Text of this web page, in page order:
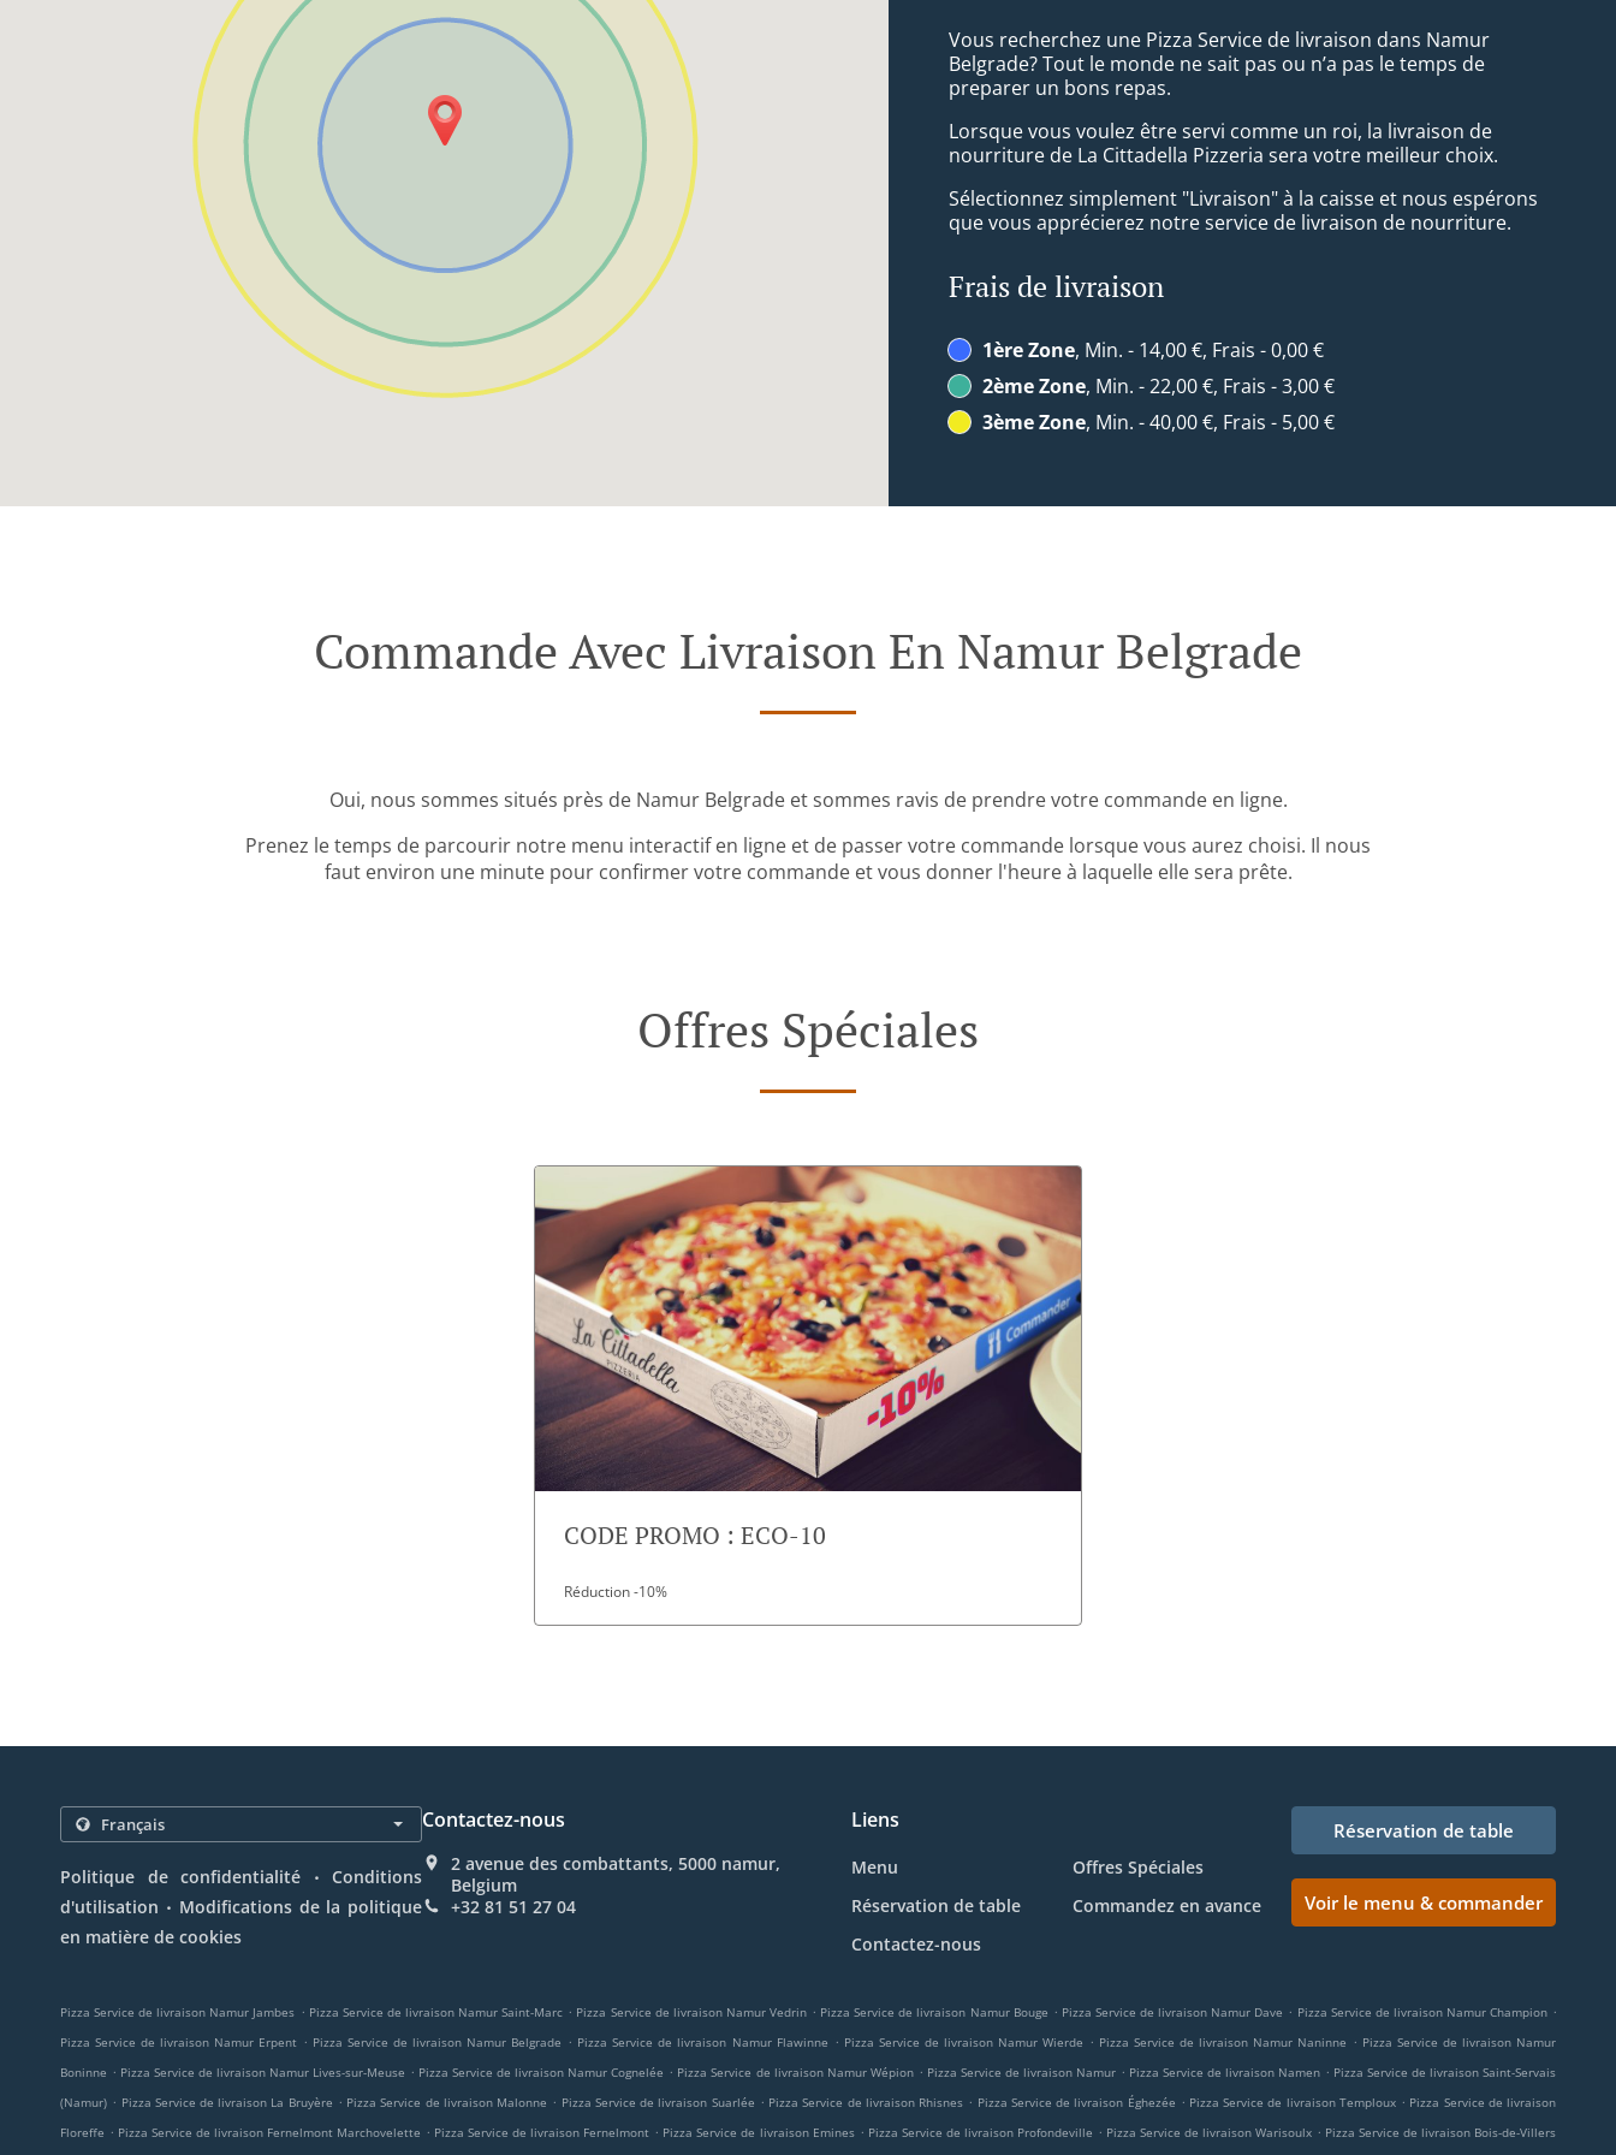
Vous recherchez une Pizza Service de livraison dans Namur
Belgrade? Tout le monde ne sait pas ou n’a pas le temps de
preparer un bons repas.
Lorsque vous voulez être servi comme un roi, la livraison de
nourriture de La Cittadella Pizzeria sera votre meilleur choix.
Sélectionnez simplement "Livraison" à la caisse et nous espérons
que vous apprécierez notre service de livraison de nourriture.
Frais de livraison
1ère Zone, Min. - 14,00 €, Frais - 0,00 €
2ème Zone, Min. - 22,00 €, Frais - 3,00 €
3ème Zone, Min. - 40,00 €, Frais - 5,00 €
Commande Avec Livraison En Namur Belgrade
Oui, nous sommes situés près de Namur Belgrade et sommes ravis de prendre votre commande en ligne.
Prenez le temps de parcourir notre menu interactif en ligne et de passer votre commande lorsque vous aurez choisi. Il nous
faut environ une minute pour confirmer votre commande et vous donner l'heure à laquelle elle sera prête.
Offres Spéciales
CODE PROMO : ECO-10
Réduction -10%
Politique de confidentialité . Conditions
d'utilisation . Modifications de la politique
en matière de cookies
Contactez-nous
2 avenue des combattants, 5000 namur,
Belgium
+32 81 51 27 04
Liens
Menu
Offres Spéciales
Réservation de table
Commandez en avance
Contactez-nous
Réservation de table
Voir le menu & commander
Pizza Service de livraison Namur Jambes . Pizza Service de livraison Namur Saint-Marc . Pizza Service de livraison Namur Vedrin . Pizza Service de livraison Namur Bouge . Pizza Service de livraison Namur Dave . Pizza Service de livraison Namur Champion .
Pizza Service de livraison Namur Erpent . Pizza Service de livraison Namur Belgrade . Pizza Service de livraison Namur Flawinne . Pizza Service de livraison Namur Wierde . Pizza Service de livraison Namur Naninne . Pizza Service de livraison Namur
Boninne . Pizza Service de livraison Namur Lives-sur-Meuse . Pizza Service de livraison Namur Cognelée . Pizza Service de livraison Namur Wépion . Pizza Service de livraison Namur . Pizza Service de livraison Namen . Pizza Service de livraison Saint-Servais
(Namur) . Pizza Service de livraison La Bruyère . Pizza Service de livraison Malonne . Pizza Service de livraison Suarlée . Pizza Service de livraison Rhisnes . Pizza Service de livraison Éghezée . Pizza Service de livraison Temploux . Pizza Service de livraison
Floreffe . Pizza Service de livraison Fernelmont Marchovelette . Pizza Service de livraison Fernelmont . Pizza Service de livraison Emines . Pizza Service de livraison Profondeville . Pizza Service de livraison Warisoulx . Pizza Service de livraison Bois-de-Villers